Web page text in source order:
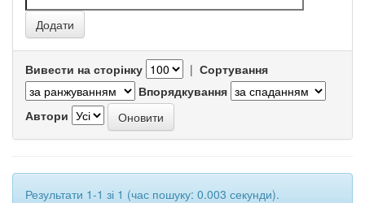
Вивести на сторінку | Сортування
Впорядкування
Автори
Результати 1-1 зі 1 (час пошуку: 0.003 секунди).